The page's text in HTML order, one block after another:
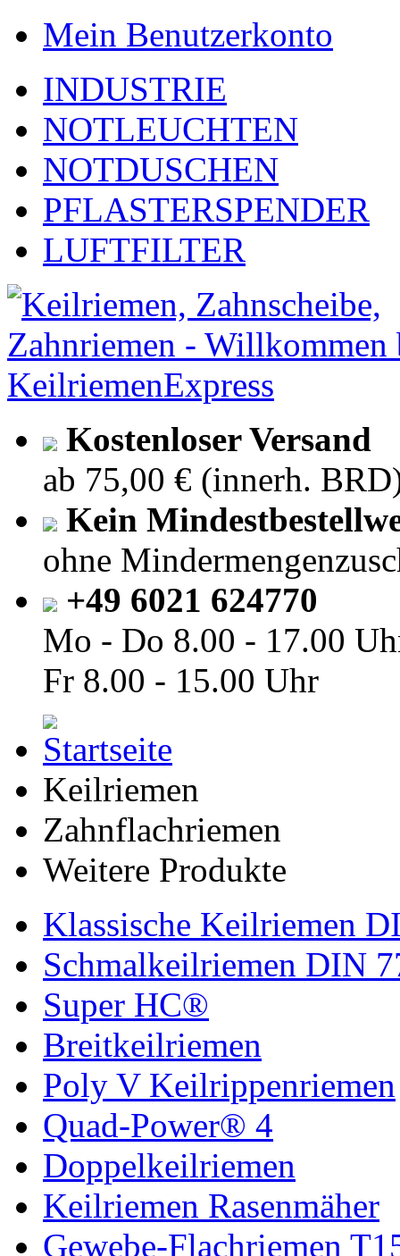
Mein Benutzerkonto
INDUSTRIE
NOTLEUCHTEN
NOTDUSCHEN
PFLASTERSPENDER
LUFTFILTER
Kostenloser Versand
ab 75,00 € (innerh.
Kein
ohne
+49 6021 624770
Mo - Do 8.00 - 17.00
Fr 8.00 - 15.00 Uhr
Keilriemen
Zahnflachriemen
Weitere Produkte
Klassische Keilriemen
Schmalkeilriemen DIN
Super HC®
Breitkeilriemen
Poly V Keilrippenriemen
Quad-Power® 4
Doppelkeilriemen
Keilriemen Rasenmäher
Gewebe-Flachriemen